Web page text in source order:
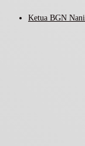
Ketua BGN